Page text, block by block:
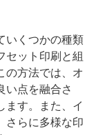
いくつかの種類
セット印刷と組
の方法では、オ
い点を融合さ
ます。また、イ
さらに多様な印